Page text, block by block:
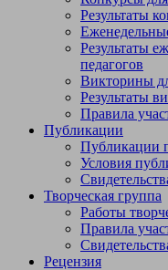
Результаты
Результаты
педагогов
Викторины
Результаты
Правила
Публикации
Публикации
Условия
Творческая группа
Работы
Правила
Рецензия